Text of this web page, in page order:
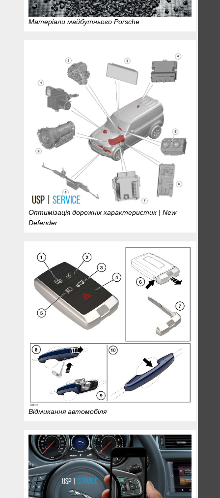
Матеріали майбутнього Porsche
Оптимізація дорожніх характеристик | New
Defender
Відмикання автомобіля